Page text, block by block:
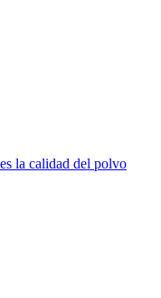
la calidad del polvo